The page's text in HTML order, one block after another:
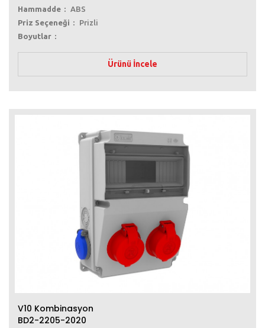
Hammadde
ABS
Priz Seçeneği
Prizli
Boyutlar
Ürünü İncele
V10 Kombinasyon
BD2-2205-2020